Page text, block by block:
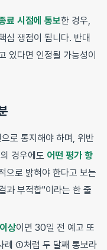
료 시점에 통보한 경우,
심 쟁점이 됩니다. 반대
있다면 인정될 가능성이
로 통지해야 하며, 위반
경우에도 어떤 평가 항
으로 밝혀야 한다고 보는
과 부적합"이라는 한 줄
상이면 30일 전 예고 또
례 ①처럼 두 달째 통보라